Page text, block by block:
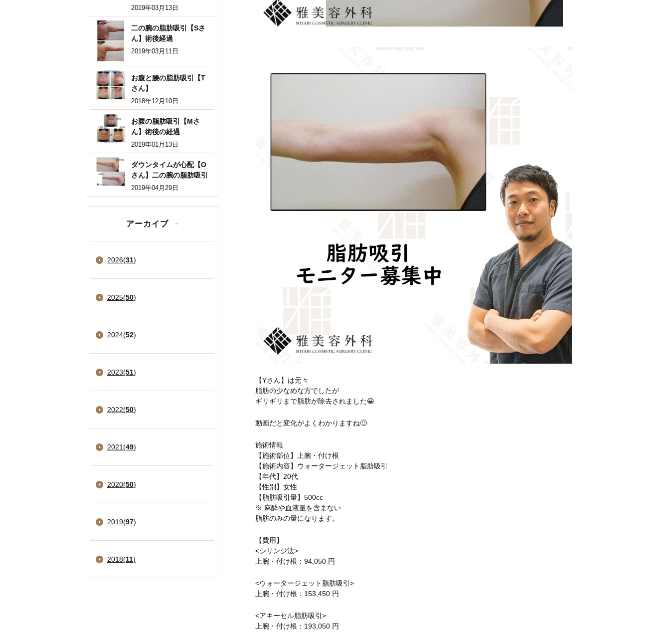
【Yさん】は元々
脂肪の少なめな方でしたが
ギリギリまで脂肪が除去されました😀
動画だと変化がよくわかりますね🙂
施術情報
【施術部位】上腕・付け根
【施術内容】ウォータージェット脂肪吸引
【年代】20代
【性別】女性
【脂肪吸引量】500cc
※ 麻酔や血液量を含まない
脂肪のみの量になります。
【費用】
<シリンジ法>
上腕・付け根：94,050 円
<ウォータージェット脂肪吸引>
上腕・付け根：153,450 円
<アキーセル脂肪吸引>
上腕・付け根：193,050 円
2019年03月13日
二の腕の脂肪吸引【Sさ
ん】術後経過
2019年03月11日
お腹と腰の脂肪吸引【T
さん】
2018年12月10日
お腹の脂肪吸引【Mさ
ん】術後の経過
2019年01月13日
ダウンタイムが心配【O
さん】二の腕の脂肪吸引
2019年04月29日
アーカイブ
2026(31)
2025(50)
2024(52)
2023(51)
2022(50)
2021(49)
2020(50)
2019(97)
2018(11)